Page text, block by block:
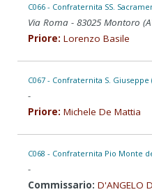
C066 - Confraternita SS.
Via Roma - 83025 Montoro
Priore: Lorenzo Basile
C067 - Confraternita S.
-
Priore: Michele De Mattia
C068 - Confraternita Pio Monte
-
Commissario: D'ANGELO